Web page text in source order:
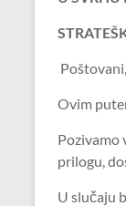
Poštovani,
Ovim
Pozivamo
prilogu,
U slučaju